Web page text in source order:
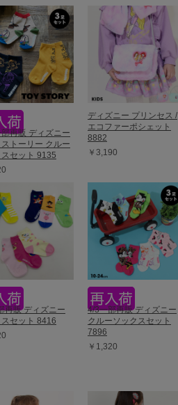
再販 ディズニー
トーリー クルー
セット 9135
ディズニー プリンセス /
エコファーポシェット
8882
￥3,190
再販 ディズニー
セット 8416
4/3一部再販 ディズニー
クルーソックスセット
7896
￥1,320